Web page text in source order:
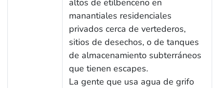
manantiales residenciales
privados cerca de vertederos,
sitios de desechos, o de tanques
de almacenamiento subterráneos
que tienen escapes.
La gente que usa agua de grifo